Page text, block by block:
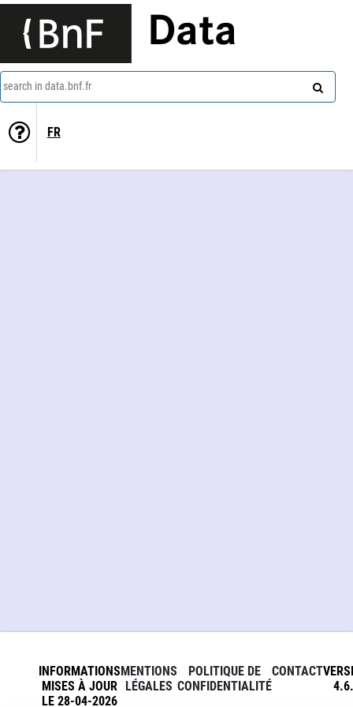
Data
search in data.bnf.fr
FR
INFORMATIONS
MISES À JOUR
LE 28-04-2026
MENTIONS
LÉGALES
POLITIQUE DE
CONFIDENTIALITÉ
CONTACT